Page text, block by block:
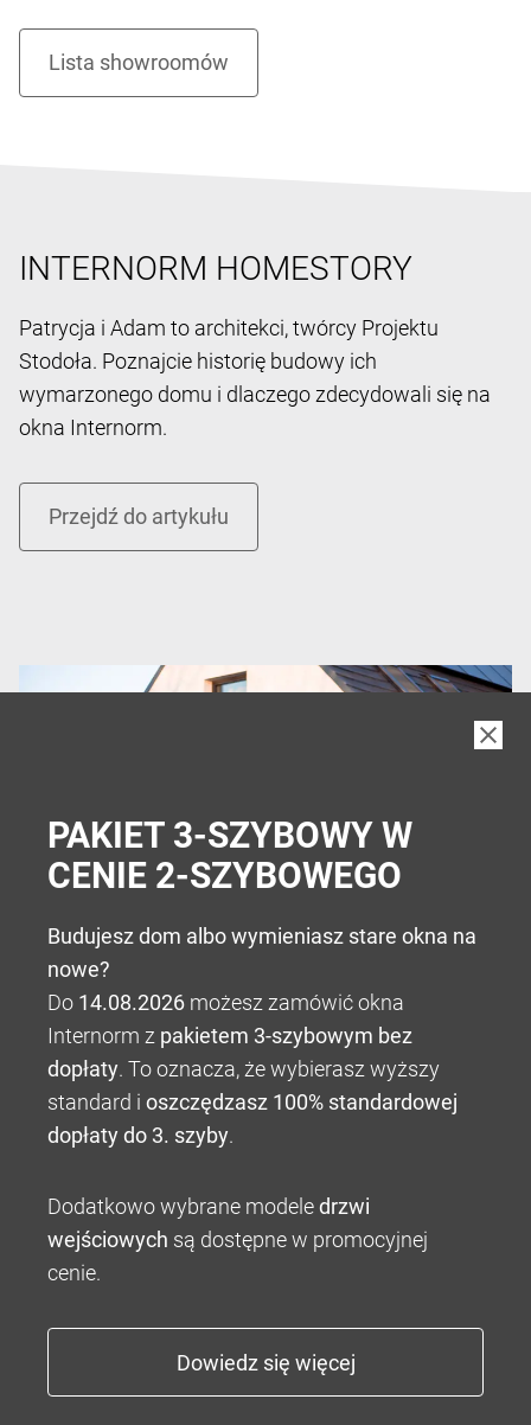
INTERNORM HOMESTORY
Patrycja i Adam to architekci, twórcy Projektu
Stodoła. Poznajcie historię budowy ich
wymarzonego domu i dlaczego zdecydowali się na
okna Internorm.
PAKIET 3-SZYBOWY W
CENIE 2-SZYBOWEGO
Budujesz dom albo wymieniasz stare okna na
nowe?
Do 14.08.2026 możesz zamówić okna
Internorm z pakietem 3-szybowym bez
dopłaty. To oznacza, że wybierasz wyższy
standard i oszczędzasz 100% standardowej
dopłaty do 3. szyby.
Dodatkowo wybrane modeledrzwi
wejściowych są dostępne w promocyjnej
cenie.